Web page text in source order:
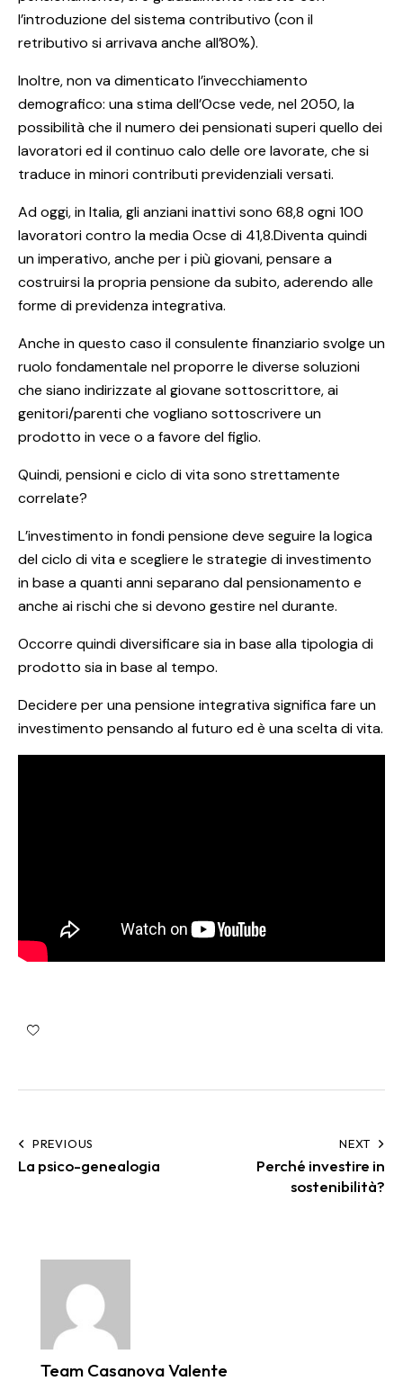
l’introduzione del sistema contributivo (con il
retributivo si arrivava anche all’80%).
Inoltre, non va dimenticato l’invecchiamento
demografico: una stima dell’Ocse vede, nel 2050, la
possibilità che il numero dei pensionati superi quello dei
lavoratori ed il continuo calo delle ore lavorate, che si
traduce in minori contributi previdenziali versati.
Ad oggi, in Italia, gli anziani inattivi sono 68,8 ogni 100
lavoratori contro la media Ocse di 41,8.Diventa quindi
un imperativo, anche per i più giovani, pensare a
costruirsi la propria pensione da subito, aderendo alle
forme di previdenza integrativa.
Anche in questo caso il consulente finanziario svolge un
ruolo fondamentale nel proporre le diverse soluzioni
che siano indirizzate al giovane sottoscrittore, ai
genitori/parenti che vogliano sottoscrivere un
prodotto in vece o a favore del figlio.
Quindi, pensioni e ciclo di vita sono strettamente
correlate?
L’investimento in fondi pensione deve seguire la logica
del ciclo di vita e scegliere le strategie di investimento
in base a quanti anni separano dal pensionamento e
anche ai rischi che si devono gestire nel durante.
Occorre quindi diversificare sia in base alla tipologia di
prodotto sia in base al tempo.
Decidere per una pensione integrativa significa fare un
investimento pensando al futuro ed è una scelta di vita.
PREVIOUS
La psico-genealogia
NEXT
Perché investire in
sostenibilità?
Team Casanova Valente